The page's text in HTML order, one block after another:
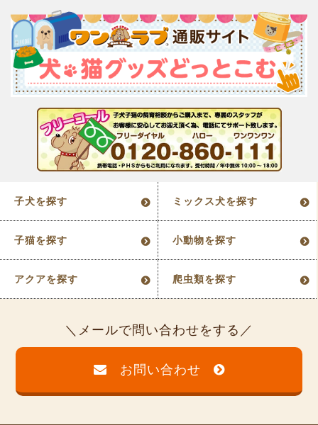
子犬を探す ミックス犬を探す
子猫を探す 小動物を探す
アクアを探す 爬虫類を探す
メールで問い合わせをする
お問い合わせ